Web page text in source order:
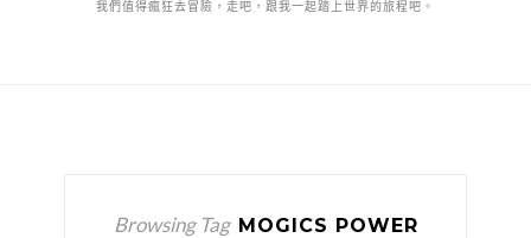
我們值得瘋狂去冒險，走吧，跟我一起踏上世界的旅程吧。
Browsing Tag MOGICS POWER